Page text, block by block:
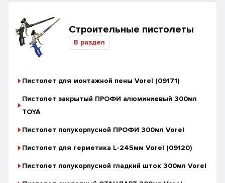
Строительные пистолеты
В раздел
Пистолет для монтажной пены Vorel (09171)
Пистолет закрытый ПРОФИ алюминиевый 300мл
TOYA
Пистолет полукорпусной ПРОФИ 300мл Vorel
Пистолет для герметика L-245мм Vorel (09120)
Пистолет полукорпусной гладкий шток 300мл Vorel